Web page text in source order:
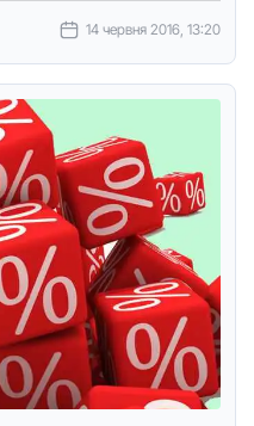
14 червня 2016, 13:20